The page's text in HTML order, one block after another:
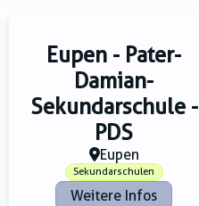
Eupen - Pater-
Damian-
Sekundarschule -
PDS
Eupen
Sekundarschulen
Weitere Infos